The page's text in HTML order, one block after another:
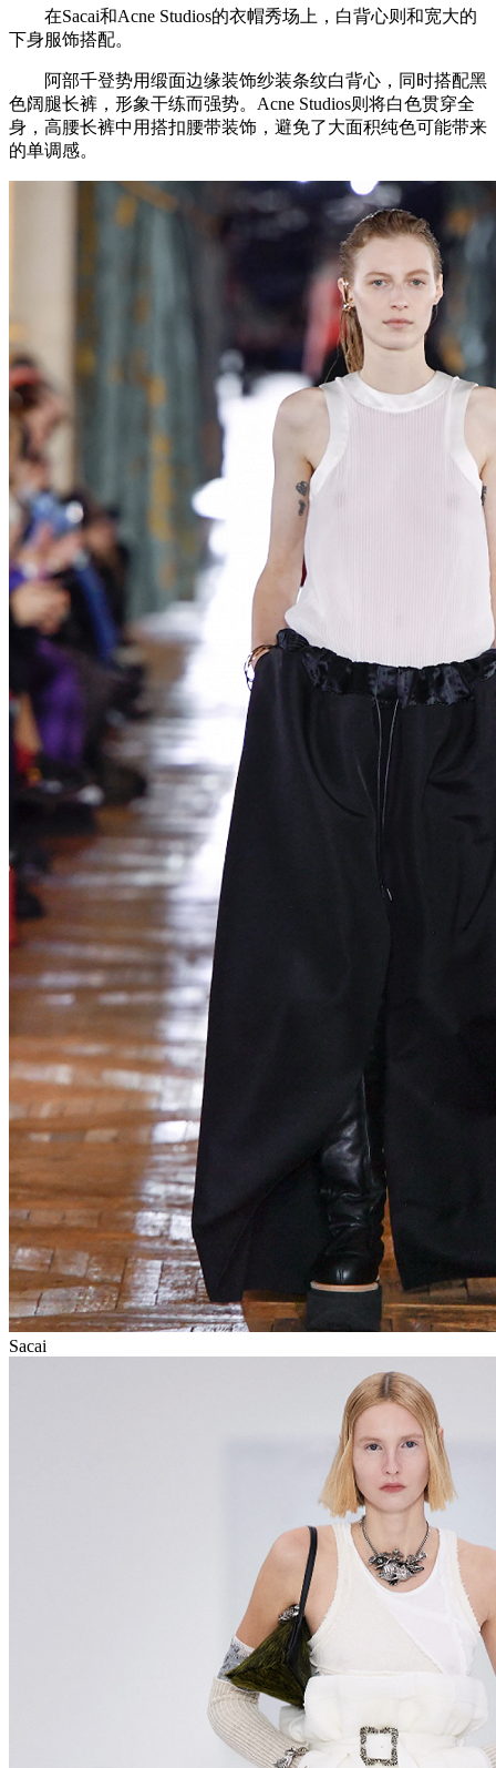
在Sacai和Acne Studios的衣帽秀场上，白背心则和宽大的
下身服饰搭配。
阿部千登势用缎面边缘装饰纱装条纹白背心，同时搭配黑
色阔腿长裤，形象干练而强势。Acne Studios则将白色贯穿全
身，高腰长裤中用搭扣腰带装饰，避免了大面积纯色可能带来
的单调感。
Sacai